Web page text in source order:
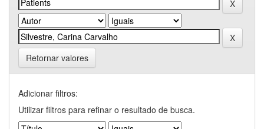
Retornar valores
Adicionar filtros:
Utilizar filtros para refinar o resultado de busca.